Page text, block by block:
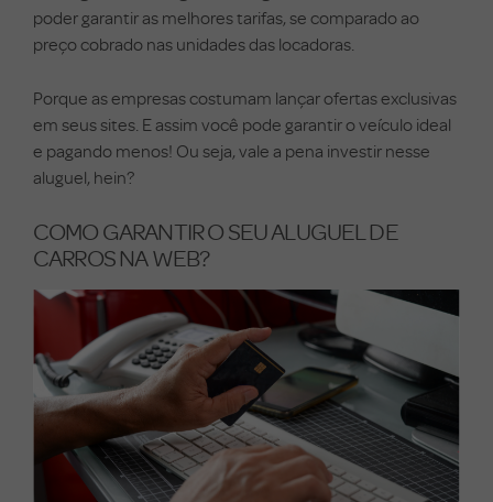
poder garantir as melhores tarifas, se comparado ao
preço cobrado nas unidades das locadoras.
Porque as empresas costumam lançar ofertas exclusivas
em seus sites. E assim você pode garantir o veículo ideal
e pagando menos! Ou seja, vale a pena investir nesse
aluguel, hein?
COMO GARANTIR O SEU ALUGUEL DE
CARROS NA WEB?